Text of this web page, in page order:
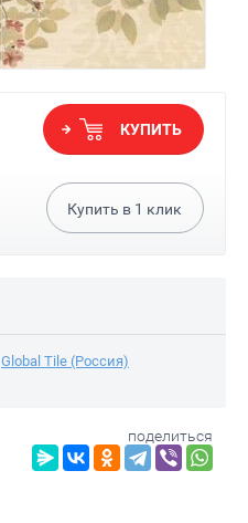
КУПИТЬ
Купить в 1 клик
Global Tile (Россия)
поделиться